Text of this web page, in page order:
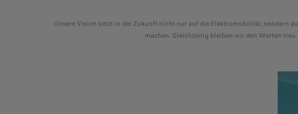
Unsere Vision setzt in der Zukunft nicht nur auf die Elektromobilität, sondern
machen. Gleichzeitig bleiben wir den Werten